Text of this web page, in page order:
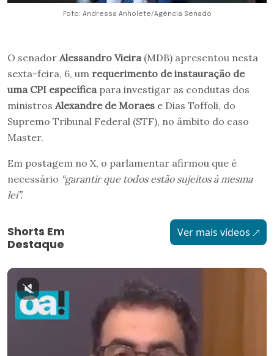
Foto: Andressa Anholete/Agência Senado
O senador Alessandro Vieira (MDB) apresentou nesta
sexta-feira, 6, um requerimento de instauração de
uma CPI específica para investigar as condutas dos
ministros Alexandre de Moraes e Dias Toffoli, do
Supremo Tribunal Federal (STF), no âmbito do caso
Master.
Em postagem no X, o parlamentar afirmou que é
necessário “garantir que todos estão sujeitos à mesma
lei”.
Shorts Em
Destaque
Ver mais vídeos